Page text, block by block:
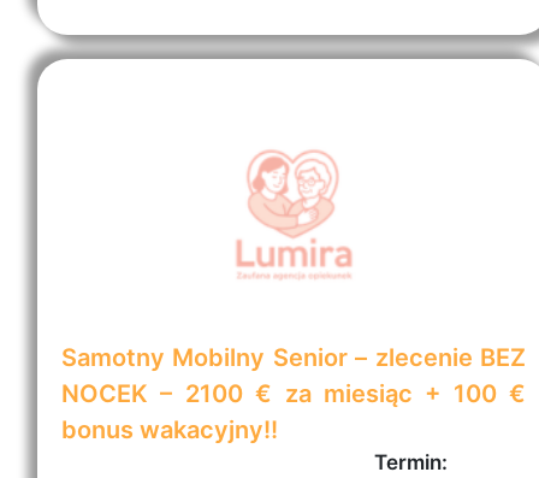
Samotny Mobilny Senior – zlecenie BEZ
NOCEK – 2100 € za miesiąc + 100 €
bonus wakacyjny!!
Termin: